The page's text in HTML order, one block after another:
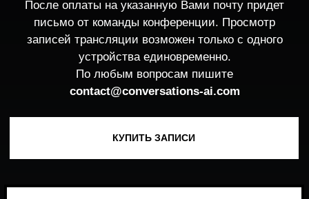
Ждем вас 2 декабря на
Conversations 2026 в Москве
ПОДПИСАТЬСЯ НА НОВОСТИ